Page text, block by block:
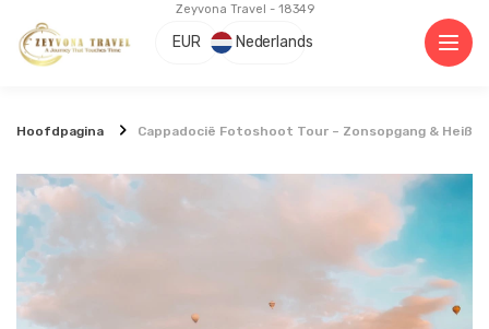
Zeyvona Travel - 18349
EUR Nederlands
Hoofdpagina Cappadocië Fotoshoot Tour – Zonsopgang &
✦AI-assistent ×